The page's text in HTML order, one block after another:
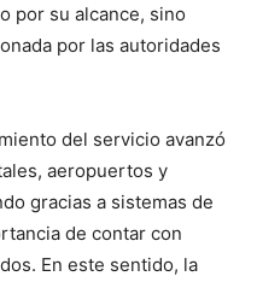
por su alcance, sino
por las autoridades
del servicio avanzó
aeropuertos y
gracias a sistemas de
de contar con
En este sentido, la